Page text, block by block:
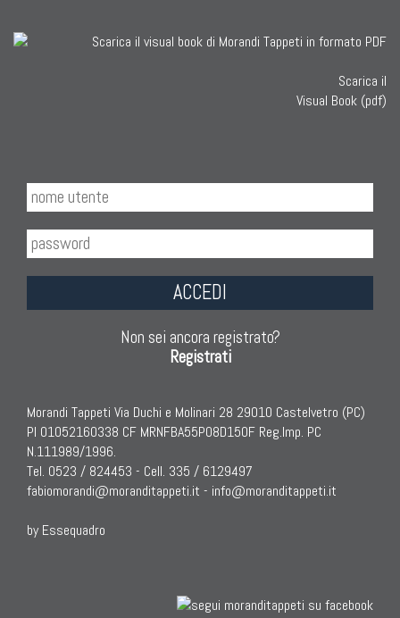
Scarica il
Visual Book (pdf)
ACCEDI
Non sei ancora registrato?
Registrati
Morandi Tappeti Via Duchi e Molinari 28 29010 Castelvetro (PC)
PI 01052160338 CF MRNFBA55P08D150F Reg.Imp. PC
N.111989/1996.
Tel. 0523 / 824453 - Cell. 335 / 6129497
fabiomorandi@moranditappeti.it - info@moranditappeti.it
by Essequadro